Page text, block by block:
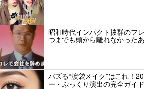
昭和時代インパクト抜群のフ
つまでも頭から離れなかった
バズる“涙袋メイク”はこれ！
ー・ぷっくり演出の完全ガイド